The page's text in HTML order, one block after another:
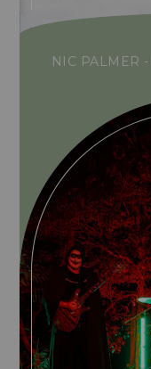
NIC PALMER